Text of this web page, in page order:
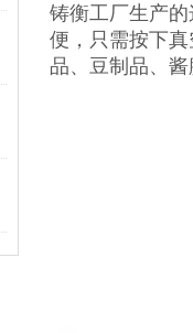
铸衡工厂生产
便，只需按下
品、豆制品、